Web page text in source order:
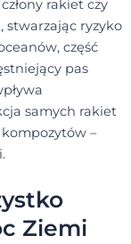
rakiet czy
stwarzając ryzyko
część
pas
samych rakiet
–
Ziemi